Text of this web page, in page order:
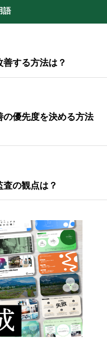
語
する方法は？
優先度を決める方法
の観点は？